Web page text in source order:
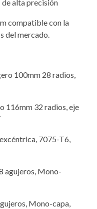
de alta precisión
compatible con la
del mercado.
100mm 28 radios,
116mm 32 radios, eje
7075-T6,
agujeros, Mono-
Mono-capa,